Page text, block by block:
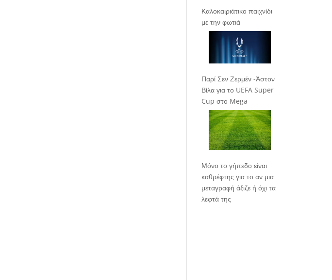
Καλοκαιριάτικο παιχνίδι
με την φωτιά
Παρί Σεν Ζερμέν -Άστον
Βίλα για το UEFA Super
Cup στο Mega
Μόνο το γήπεδο είναι
καθρέφτης για το αν μια
μεταγραφή άξιζε ή όχι τα
λεφτά της